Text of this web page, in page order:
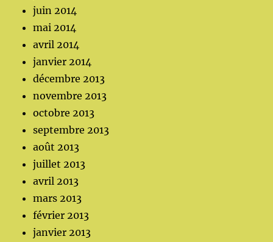
juin 2014
mai 2014
avril 2014
janvier 2014
décembre 2013
novembre 2013
octobre 2013
septembre 2013
août 2013
juillet 2013
avril 2013
mars 2013
février 2013
janvier 2013